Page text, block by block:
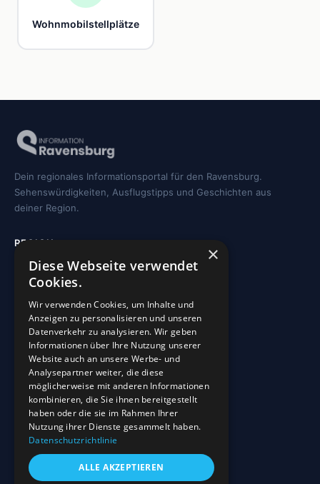
Wohnmobilstellplätze
Dein regionales Informationsportal für den Ravensburg.
Sehenswürdigkeiten, Ausflugstipps und Geschichten aus
deiner Region.
REGION
Freizeit
Sehenswürdigkeiten
Kirchen
Gewässer
Wohnmobilstellplätze
INFO
Blog
Sehenswürdigkeiten
Impressum
Datenschutz
×
Diese Webseite verwendet
Cookies.
Wir verwenden Cookies, um Inhalte und
Anzeigen zu personalisieren und unseren
Datenverkehr zu analysieren. Wir geben
Informationen über Ihre Nutzung unserer
Website auch an unsere Werbe- und
Analysepartner weiter, die diese
möglicherweise mit anderen Informationen
kombinieren, die Sie ihnen bereitgestellt
haben oder die sie im Rahmen Ihrer
Nutzung ihrer Dienste gesammelt haben.
Datenschutzrichtlinie
ALLE AKZEPTIEREN